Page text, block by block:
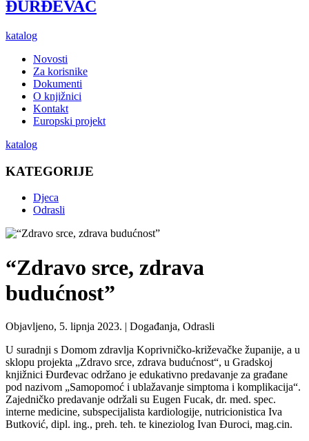
ĐURĐEVAC
katalog
Novosti
Za korisnike
Dokumenti
O knjižnici
Kontakt
Europski projekt
katalog
KATEGORIJE
Djeca
Odrasli
“Zdravo srce, zdrava
budućnost”
Objavljeno, 5. lipnja 2023. | Događanja, Odrasli
U suradnji s Domom zdravlja Koprivničko-križevačke županije, a u
sklopu projekta „Zdravo srce, zdrava budućnost“, u Gradskoj
knjižnici Đurđevac održano je edukativno predavanje za građane
pod nazivom „Samopomoć i ublažavanje simptoma i komplikacija“.
Zajedničko predavanje održali su Eugen Fucak, dr. med. spec.
interne medicine, subspecijalista kardiologije, nutricionistica Iva
Butković, dipl. ing., preh. teh. te kineziolog Ivan Đuroci, mag.cin.